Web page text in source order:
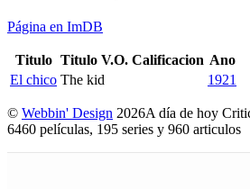
Página en ImDB
Titulo Titulo V.O. Calificacion Ano
El chico The kid 1921
© Webbin' Design 2026A día de hoy
6460 películas, 195 series y 960 articulos